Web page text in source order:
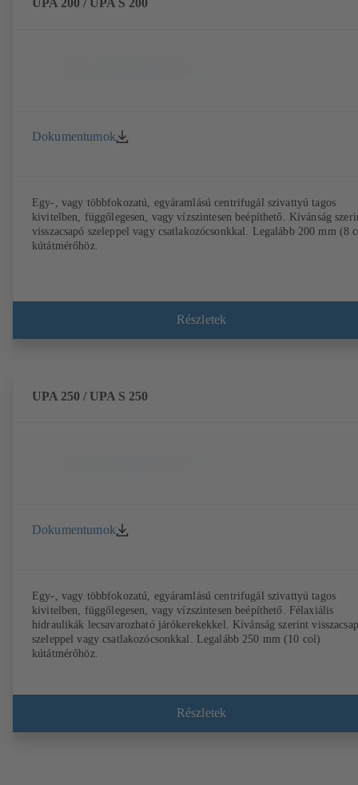
Dokumentumok
Egy-, vagy többfokozatú, egyáramlású centrifugál szivattyú tagos
kivitelben, függőlegesen, vagy vízszintesen beépíthető. Kívánság
visszacsapó szeleppel vagy csatlakozócsonkkal. Legalább 200 mm (8
kútátmérőhöz.
Részletek
UPA 250 / UPA S 250
Dokumentumok
Egy-, vagy többfokozatú, egyáramlású centrifugál szivattyú tagos
kivitelben, függőlegesen, vagy vízszintesen beépíthető. Félaxiális
hidraulikák lecsavarozható járókerekekkel. Kívánság szerint
szeleppel vagy csatlakozócsonkkal. Legalább 250 mm (10 col)
kútátmérőhöz.
Részletek